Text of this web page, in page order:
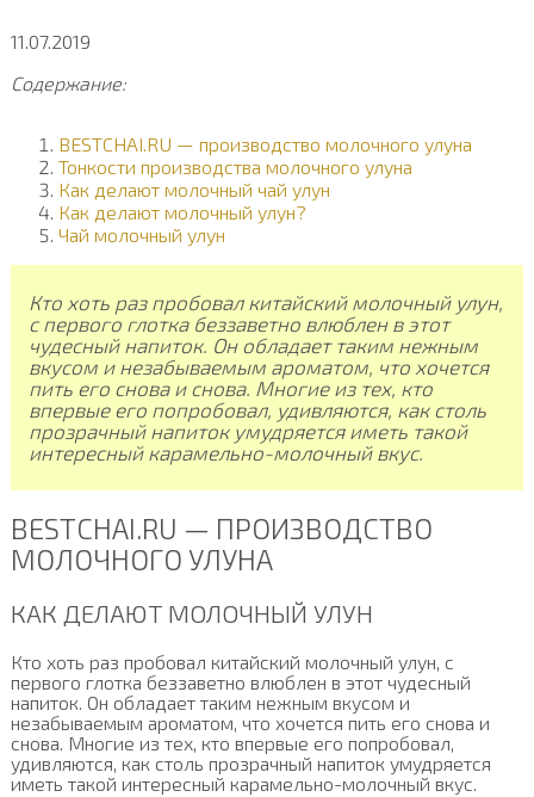
11.07.2019
Содержание:
BESTCHAI.RU — производство молочного улуна
Тонкости производства молочного улуна
Как делают молочный чай улун
Как делают молочный улун?
Чай молочный улун
Кто хоть раз пробовал китайский молочный улун,
с первого глотка беззаветно влюблен в этот
чудесный напиток. Он обладает таким нежным
вкусом и незабываемым ароматом, что хочется
пить его снова и снова. Многие из тех, кто
впервые его попробовал, удивляются, как столь
прозрачный напиток умудряется иметь такой
интересный карамельно-молочный вкус.
BESTCHAI.RU — ПРОИЗВОДСТВО
МОЛОЧНОГО УЛУНА
КАК ДЕЛАЮТ МОЛОЧНЫЙ УЛУН
Кто хоть раз пробовал китайский молочный улун, с
первого глотка беззаветно влюблен в этот чудесный
напиток. Он обладает таким нежным вкусом и
незабываемым ароматом, что хочется пить его снова и
снова. Многие из тех, кто впервые его попробовал,
удивляются, как столь прозрачный напиток умудряется
иметь такой интересный карамельно-молочный вкус.